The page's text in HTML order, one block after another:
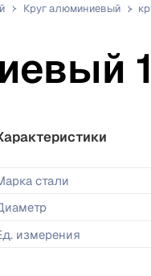
Круг алюминиевый
стали
измерения